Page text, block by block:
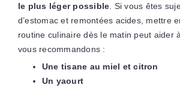
le plus léger possible . Si vous êtes
d’estomac et remontées acides, mettre
routine culinaire dès le matin peut aider
vous recommandons :
Une tisane au miel et citron
Un yaourt